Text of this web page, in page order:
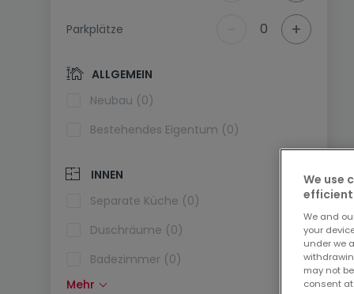
Parkplätze 0 +
ALLGEMEIN
Neubau (0)
Bestehendes Eigentum (0)
INNEN
Separate Küche (0)
Duschräume (0)
Badezimmer (0)
Einbauküche (0)
Mehr
We use
We and
your
under we
may not
consent